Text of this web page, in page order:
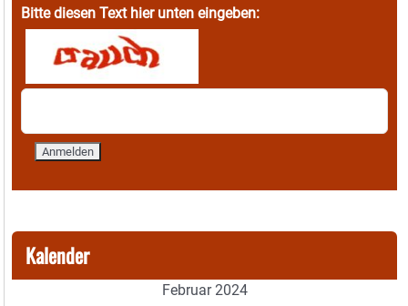
Bitte diesen Text hier unten eingeben:
Kalender
Februar 2024